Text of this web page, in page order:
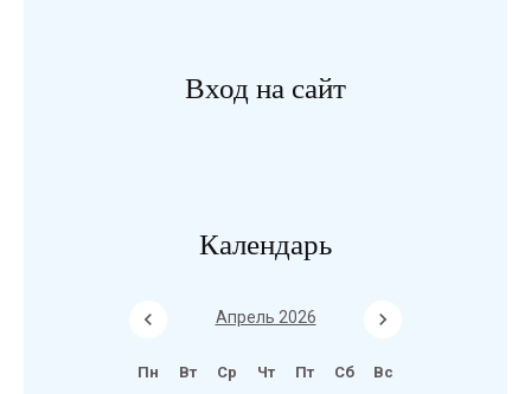
Вход на сайт
Календарь
Апрель 2026
Пн Вт Ср Чт Пт Сб Вс